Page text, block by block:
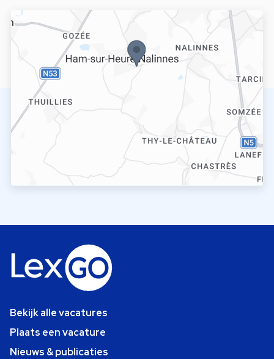
Bekijk alle vacatures
Plaats een vacature
Nieuws & publicaties